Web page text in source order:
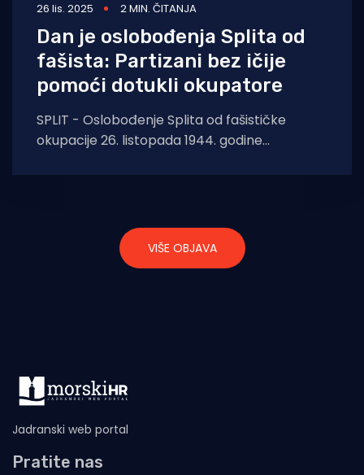
26 lis. 2025 2 MIN. ČITANJA
Dan je oslobođenja Splita od
fašista: Partizani bez ičije
pomoći dotukli okupatore
SPLIT - Oslobođenje Splita od fašističke
okupacije 26. listopada 1944. godine
povijesti grada, a istovremeno
VIŠE OBJAVA
Jadranski web portal
Pratite nas